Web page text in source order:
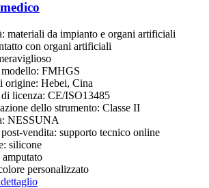
materiali da impianto e organi artificiali
con organi artificiali
FMHGS
origine: Hebei, Cina
licenza: CE/ISO13485
dello strumento: Classe II
NESSUNA
vendita: supporto tecnico online
silicone
personalizzato
dettaglio